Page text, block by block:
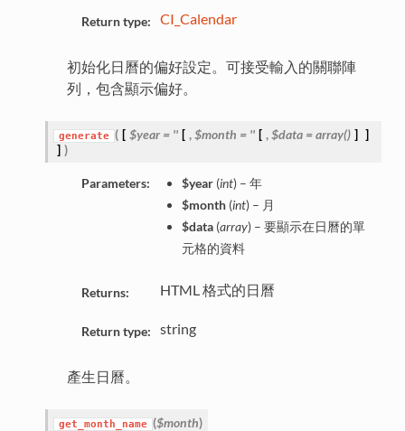
Return type: CI_Calendar
初始化日曆的偏好設定。可接受輸入的關聯陣
列，包含顯示偏好。
generate ( [ $year = '' [ ,$month = '' [ ,$data = array() ] ]
] )
Parameters: $year(int) – 年
$month(int) – 月
$data(array) – 要顯示在日曆的單
元格的資料
Returns: HTML 格式的日曆
Return type: string
產生日曆。
get_month_name ($month)